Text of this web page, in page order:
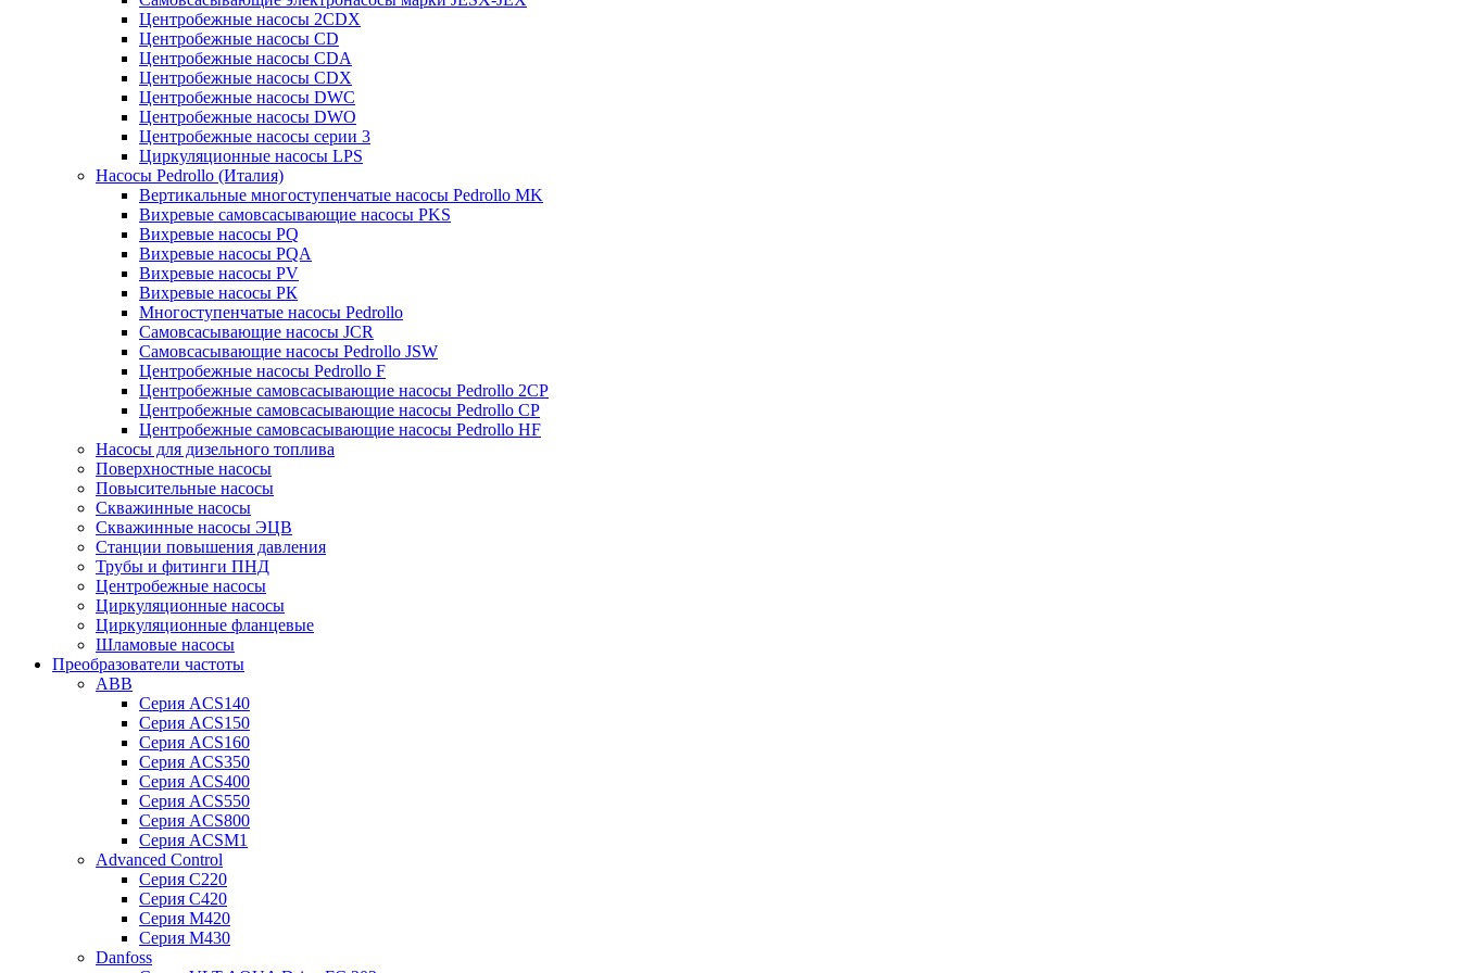
Центробежные насосы 2CDX
Центробежные насосы CD
Центробежные насосы CDA
Центробежные насосы CDX
Центробежные насосы DWC
Центробежные насосы DWO
Центробежные насосы серии 3
Циркуляционные насосы LPS
Насосы Pedrollo (Италия)
Вертикальные многоступенчатые насосы Pedrollo MK
Вихревые cамовсасывающие насосы PKS
Вихревые насосы РQ
Вихревые насосы РQA
Вихревые насосы РV
Вихревые насосы РК
Многоступенчатые насосы Pedrollo
Самовсасывающие насосы JCR
Самовсасывающие насосы Pedrollo JSW
Центробежные насосы Pedrollo F
Центробежные самовсасывающие насосы Pedrollo 2CP
Центробежные самовсасывающие насосы Pedrollo CP
Центробежные самовсасывающие насосы Pedrollo HF
Насосы для дизельного топлива
Поверхностные насосы
Повысительные насосы
Скважинные насосы
Скважинные насосы ЭЦВ
Станции повышения давления
Трубы и фитинги ПНД
Центробежные насосы
Циркуляционные насосы
Циркуляционные фланцевые
Шламовые насосы
Преобразователи частоты
ABB
Серия ACS140
Серия ACS150
Серия ACS160
Серия ACS350
Серия ACS400
Серия ACS550
Серия ACS800
Серия ACSM1
Advanced Control
Серия C220
Серия C420
Серия M420
Серия M430
Danfoss